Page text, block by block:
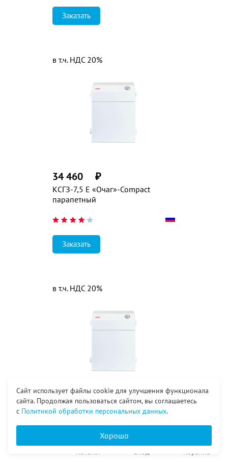
Заказать
КСГЗ-7,5 Е «Очаг»-Compact
парапетный
34 460 ₽
в т.ч. НДС 20%
Заказать
КСГЗ-10 Е «Очаг»-Compact
парапетный
40 300 ₽
в т.ч. НДС 20%
Сайт использует файлы cookie для улучшения функционала
сайта. Продолжая пользоваться сайтом, вы соглашаетесь
с Политикой обработки персональных данных.
Хорошо